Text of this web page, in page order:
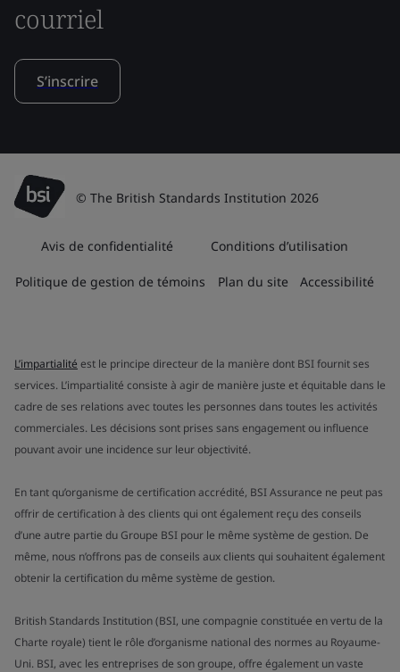
courriel
S’inscrire
© The British Standards Institution 2026
Avis de confidentialité Conditions d’utilisation
Politique de gestion de témoins Plan du site Accessibilité
L’impartialité est le principe directeur de la manière dont BSI fournit ses
services. L’impartialité consiste à agir de manière juste et équitable dans le
cadre de ses relations avec toutes les personnes dans toutes les activités
commerciales. Les décisions sont prises sans engagement ou influence
pouvant avoir une incidence sur leur objectivité.
En tant qu’organisme de certification accrédité, BSI Assurance ne peut pas
offrir de certification à des clients qui ont également reçu des conseils
d’une autre partie du Groupe BSI pour le même système de gestion. De
même, nous n’offrons pas de conseils aux clients qui souhaitent également
obtenir la certification du même système de gestion.
British Standards Institution (BSI, une compagnie constituée en vertu de la
Charte royale) tient le rôle d’organisme national des normes au Royaume-
Uni. BSI, avec les entreprises de son groupe, offre également un vaste